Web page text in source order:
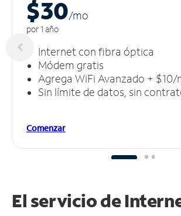
$30/mo
por 1 año
Internet con fibra óptica
Módem gratis
Agrega WiFi Avanzado + $10/
Sin límite de datos, sin
Comenzar
El servicio de